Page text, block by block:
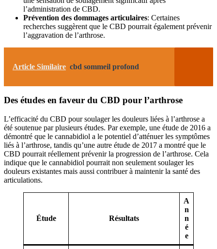
l’administration de CBD.
Prévention des dommages articulaires: Certaines
recherches suggèrent que le CBD pourrait également prévenir
l’aggravation de l’arthrose.
Article Similaire cbd sommeil profond
Des études en faveur du CBD pour l’arthrose
L’efficacité du CBD pour soulager les douleurs liées à l’arthrose a
été soutenue par plusieurs études. Par exemple, une étude de 2016 a
démontré que le cannabidiol a le potentiel d’atténuer les symptômes
liés à l’arthrose, tandis qu’une autre étude de 2017 a montré que le
CBD pourrait réellement prévenir la progression de l’arthrose. Cela
indique que le cannabidiol pourrait non seulement soulager les
douleurs existantes mais aussi contribuer à maintenir la santé des
articulations.
Étude Résultats
A
n
n
é
e